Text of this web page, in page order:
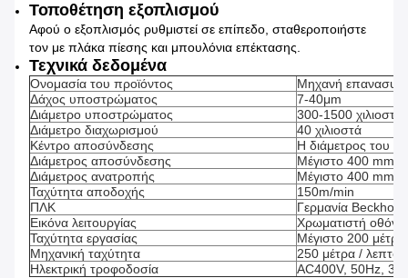
Τοποθέτηση εξοπλισμού
Αφού ο εξοπλισμός ρυθμιστεί σε επίπεδο, σταθεροποιήστε
τον με πλάκα πίεσης και μπουλόνια επέκτασης.
Τεχνικά δεδομένα
Ονομασία του προϊόντος
Μηχανή
Δάχος υποστρώματος
7-40μm
Διάμετρο υποστρώματος
300-1500 χιλιοστά
Διάμετρο διαχωρισμού
40 χιλιοστά
Κέντρο αποσύνδεσης
Η διάμετρος του
Διάμετρος αποσύνδεσης
Μέγιστο 400 mm
Διάμετρος ανατροπής
Μέγιστο 400 mm
Ταχύτητα αποδοχής
150m/min
ΠΛΚ
Γερμανία Beckhoff
Εικόνα λειτουργίας
Χρωματιστή
Ταχύτητα εργασίας
Μέγιστο 200
Μηχανική ταχύτητα
250 μέτρα / λεπτό
Ηλεκτρική τροφοδοσία
AC400V, 50Hz, 3P